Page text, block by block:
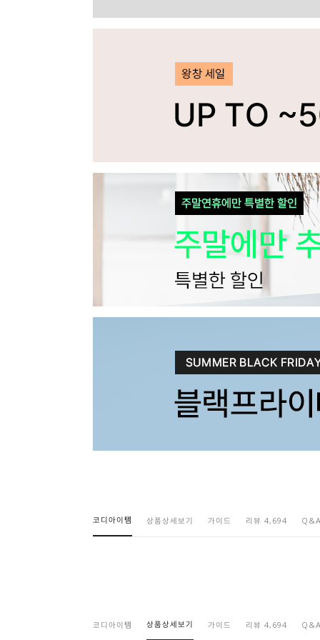
코디아이템 상품상세보기 가이드 리뷰 4,694
코디아이템 상품상세보기 가이드 리뷰 4,694